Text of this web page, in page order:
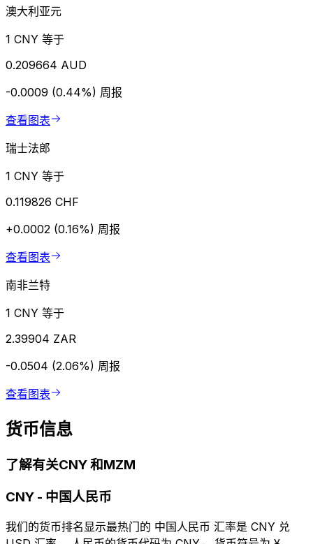
澳大利亚元
1 CNY 等于
0.209664 AUD
-0.0009 (0.44%) 周报
查看图表
瑞士法郎
1 CNY 等于
0.119826 CHF
+0.0002 (0.16%) 周报
查看图表
南非兰特
1 CNY 等于
2.39904 ZAR
-0.0504 (2.06%) 周报
查看图表
货币信息
了解有关CNY 和MZM
CNY - 中国人民币
我们的货币排名显示最热门的 中国人民币 汇率是 CNY 兑